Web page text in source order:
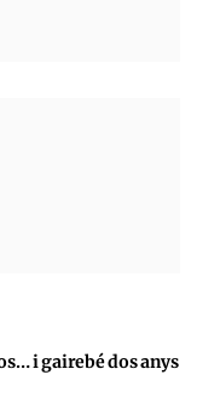
i gairebé dos anys